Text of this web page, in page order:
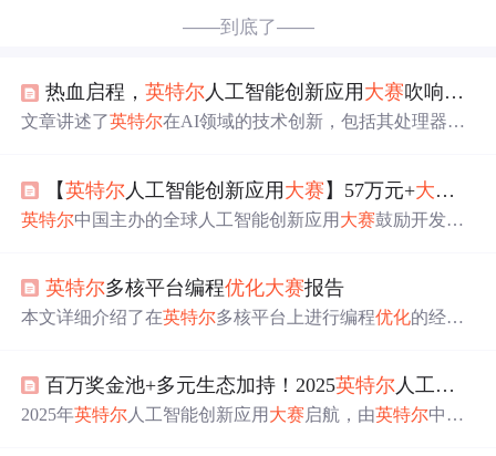
——到底了——
​热血启程，英特尔人工智能创新应用 大赛吹响集结令
文章讲述了英特尔在AI领域的技术创新，包括其处理器、
创新，旨在推动AIGC生态系统的建设。 大赛 提供丰富的奖
金和资源支持，旨在激发AI应用的开发和落地。
【英特尔 人工智能创新应用 大赛 】57万元+大赛
英特尔中国主办的全球人工智能创新应用 大赛鼓励开发者
动AI技术进步和应用落地。
英特尔多核平台编程优化大赛报告
本文详细介绍了在英特尔多核平台上进行编程优化的经验
决方案。
百万奖金池+多元生态加持！2025英特尔 人工智能创新应用
2025年英特尔 人工智能创新应用 大赛 启航，由英特尔中国